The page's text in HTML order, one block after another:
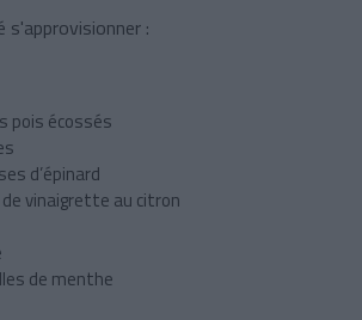
s'approvisionner :
pois écossés
d’épinard
vinaigrette au citron
de menthe